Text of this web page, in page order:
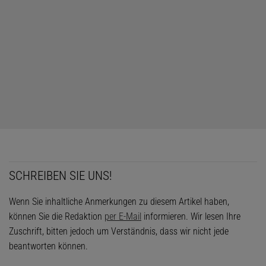
SCHREIBEN SIE UNS!
Wenn Sie inhaltliche Anmerkungen zu diesem Artikel haben,
können Sie die Redaktion per E-Mail informieren. Wir lesen Ihre
Zuschrift, bitten jedoch um Verständnis, dass wir nicht jede
beantworten können.